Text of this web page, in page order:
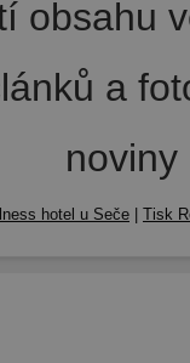
obsahu
a
hotel u Seče Tisk